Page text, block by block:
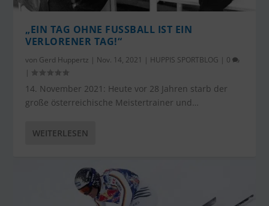
„EIN TAG OHNE FUSSBALL IST EIN
VERLORENER TAG!“
von Gerd Huppertz | Nov. 14, 2021 | HUPPIS SPORTBLOG | 0
|
14. November 2021: Heute vor 28 Jahren starb der
große österreichische Meistertrainer und…
WEITERLESEN